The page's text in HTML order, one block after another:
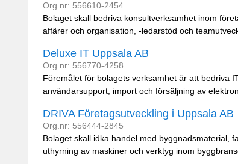
Org.nr: 556610-2454
Bolaget skall bedriva konsultverksamhet inom
affärer och organisation, -ledarstöd och
Deluxe IT Uppsala AB
Org.nr: 556770-4258
Föremålet för bolagets verksamhet är att bedriva
användarsupport, import och försäljning av
DRIVA Företagsutveckling i Uppsala AB
Org.nr: 556444-2845
Bolaget skall idka handel med byggnadsmaterial,
uthyrning av maskiner och verktyg inom